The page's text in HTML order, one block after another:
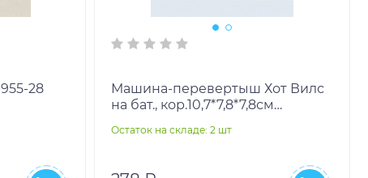
28
Машина-перевертыш Хот Вилс
на бат., кор.10,7*7,8*7,8см
Остаток на складе: 2 шт